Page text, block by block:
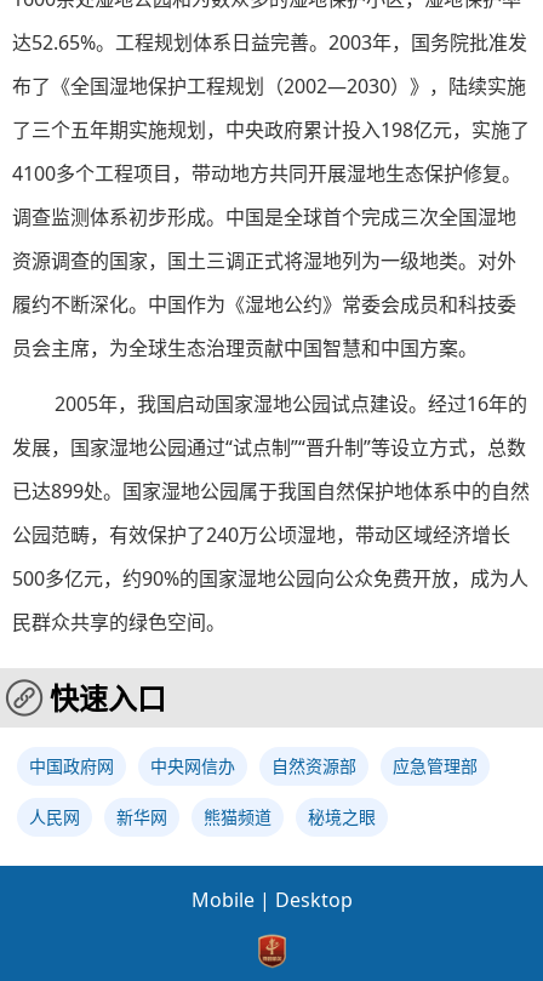
达52.65%。工程规划体系日益完善。2003年，国务院批准发
布了《全国湿地保护工程规划（2002—2030）》，陆续实施
了三个五年期实施规划，中央政府累计投入198亿元，实施了
4100多个工程项目，带动地方共同开展湿地生态保护修复。
调查监测体系初步形成。中国是全球首个完成三次全国湿地
资源调查的国家，国土三调正式将湿地列为一级地类。对外
履约不断深化。中国作为《湿地公约》常委会成员和科技委
员会主席，为全球生态治理贡献中国智慧和中国方案。
2005年，我国启动国家湿地公园试点建设。经过16年的
发展，国家湿地公园通过“试点制”“晋升制”等设立方式，总数
已达899处。国家湿地公园属于我国自然保护地体系中的自然
公园范畴，有效保护了240万公顷湿地，带动区域经济增长
500多亿元，约90%的国家湿地公园向公众免费开放，成为人
民群众共享的绿色空间。
快速入口
中国政府网 中央网信办 自然资源部 应急管理部
人民网 新华网 熊猫频道 秘境之眼
Mobile | Desktop